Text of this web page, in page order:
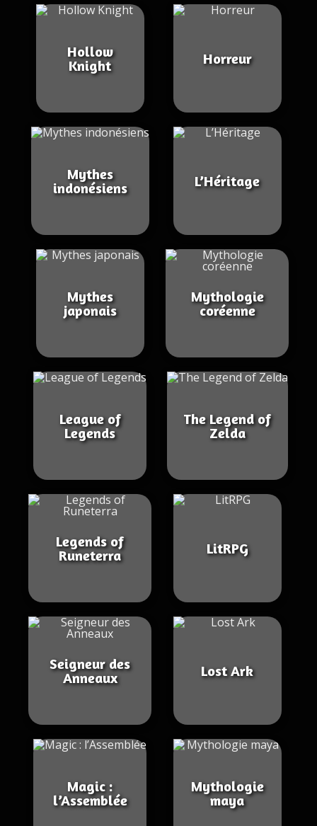
Hollow
Knight
Horreur
Mythes
indonésiens
L’Héritage
Mythes
japonais
Mythologie
coréenne
League of
Legends
The Legend of
Zelda
Legends of
Runeterra
LitRPG
Seigneur des
Anneaux
Lost Ark
Magic :
l’Assemblée
Mythologie
maya